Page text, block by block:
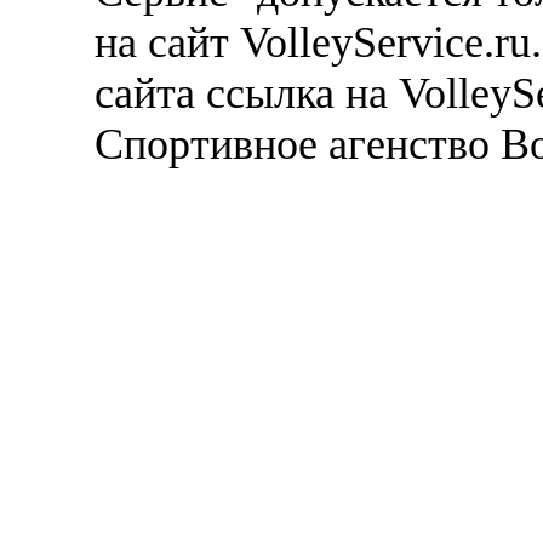
на сайт
сайта ссылка на
Спортивное агенство